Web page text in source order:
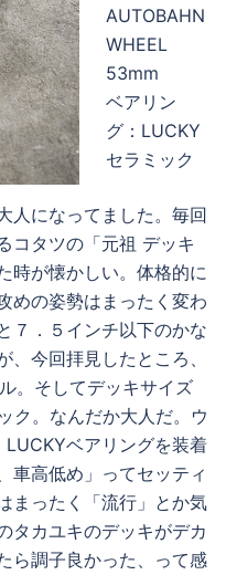
AUTOBAHN
WHEEL
53mm
ベアリン
グ：LUCKY
セラミック
人になってました。毎回
コタツの「元祖 デッキ
時が懐かしい。体格的に
めの姿勢はまったく変わ
７．５インチ以下のかな
、今回拝見したところ、
。そしてデッキサイズ
ク。なんだか大人だ。ウ
ベアリングを装着
車高低め」ってセッティ
まったく「流行」とか気
タカユキのデッキがデカ
ら調子良かった、って感